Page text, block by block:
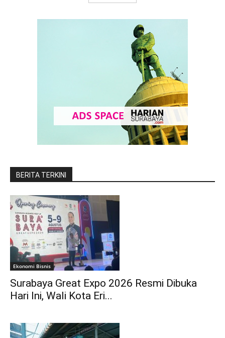
BERITA TERKINI
Ekonomi Bisnis
Surabaya Great Expo 2026 Resmi Dibuka
Hari Ini, Wali Kota Eri...